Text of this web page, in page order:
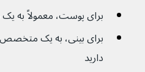
برای پوست، معمولاً به
برای بینی، به یک
دارید